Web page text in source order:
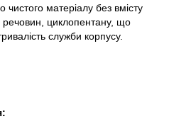
чистого матеріалу без вмісту
циклопентану, що
служби корпусу.